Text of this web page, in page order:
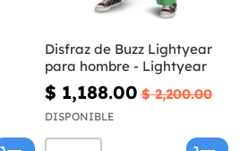
Disfraz de Buzz Lightyear
para hombre - Lightyear
$ 1,188.00 $ 2,200.00
DISPONIBLE